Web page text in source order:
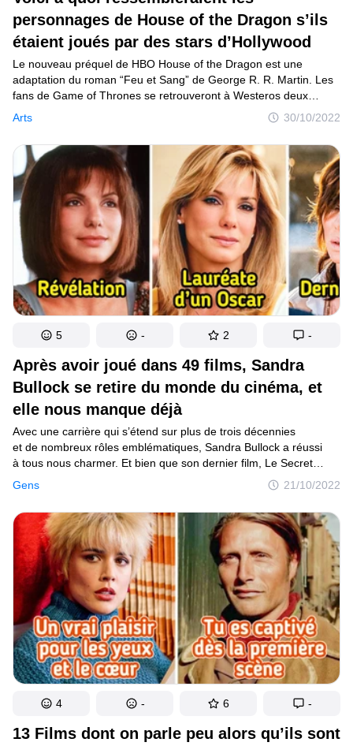
personnages de House of the Dragon s’ils
étaient joués par des stars d’Hollywood
Arts 30/10/2022
Le nouveau préquel de HBO House of the Dragon est une
adaptation du roman “Feu et Sang” de George R. R. Martin. Les
fans de Game of Thrones se retrouveront à Westeros deux
siècles avant la naissance de Daenerys Targaryen pour voir ses
ancêtres au sommet de leur puissance avant leur chute
tragique.Avant la sortie de la série, plusieurs internautes ont parlé
avec un vif intérêt de son casting. Ils n’étaient pas tous contents
du choix des acteurs : certains avaient une autre vision des
personnages, d’autres n’ont pas manqué de noter des
différences par rapport au texte original. On a donc décidé
d’utiliser un logiciel spécial pour imaginer les grandes stars
d’Hollywood dans certains des rôles. On a aussi découvert quels
rôles des acteurs choisis nous avaient le plus marqués
et comment ces comédiens étaient dépeints par l’écrivain.
Après avoir joué dans 49 films, Sandra
Bullock se retire du monde du cinéma, et
elle nous manque déjà
Gens 21/10/2022
Avec une carrière qui s’étend sur plus de trois décennies
et de nombreux rôles emblématiques, Sandra Bullock a réussi
à tous nous charmer. Et bien que son dernier film, Le Secret
de la cité perdue, ait été un énorme succès au box-office, c’est
peut-être le moment idéal pour revoir nos films préférés.
À 57 ans, Sandra Bullock a annoncé sa retraite temporaire
du métier d’actrice.
5 - 2 -
13 Films dont on parle peu alors qu’ils sont
4 - 6 -